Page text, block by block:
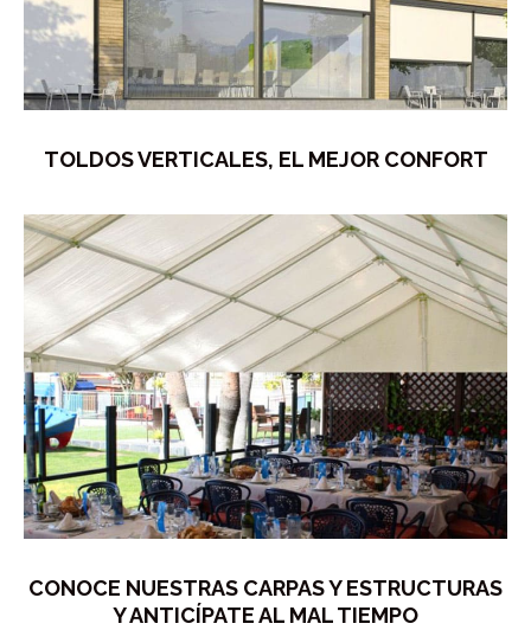
TOLDOS VERTICALES, EL MEJOR CONFORT
CONOCE NUESTRAS CARPAS Y ESTRUCTURAS
Y ANTICÍPATE AL MAL TIEMPO